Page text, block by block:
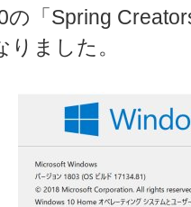
の「Spring
ました。